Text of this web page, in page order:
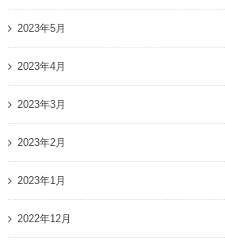
2023年5月
2023年4月
2023年3月
2023年2月
2023年1月
2022年12月